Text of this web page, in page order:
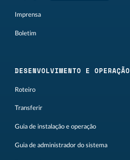
Imprensa
Boletim
DESENVOLVIMENTO E OPERAÇÃO
Roteiro
Transferir
Guia de instalação e operação
Guia de administrador do sistema